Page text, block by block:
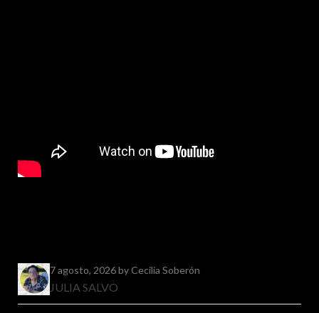
7 agosto, 2026by Cecilia Soberón
JULIA SALVO